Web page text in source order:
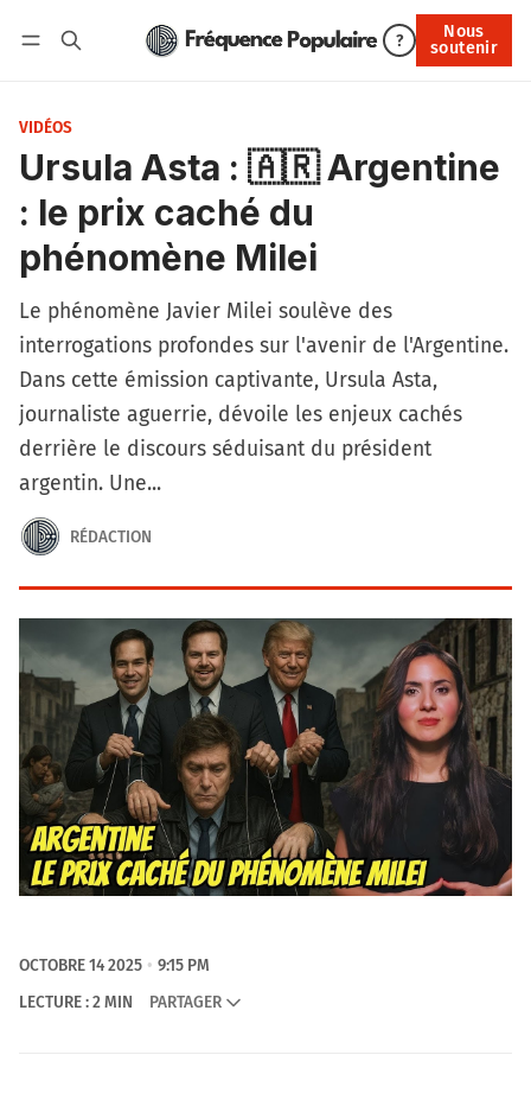
?
Nous
soutenir
Nous soutenir
VIDÉOS
Ursula Asta : 🇦🇷 Argentine
: le prix caché du
phénomène Milei
Le phénomène Javier Milei soulève des
interrogations profondes sur l'avenir de l'Argentine.
Dans cette émission captivante, Ursula Asta,
journaliste aguerrie, dévoile les enjeux cachés
derrière le discours séduisant du président
argentin. Une...
RÉDACTION
OCTOBRE 14 2025
9:15 PM
LECTURE : 2 MIN
PARTAGER